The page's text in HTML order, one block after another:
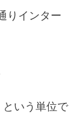
りインター
いう単位で